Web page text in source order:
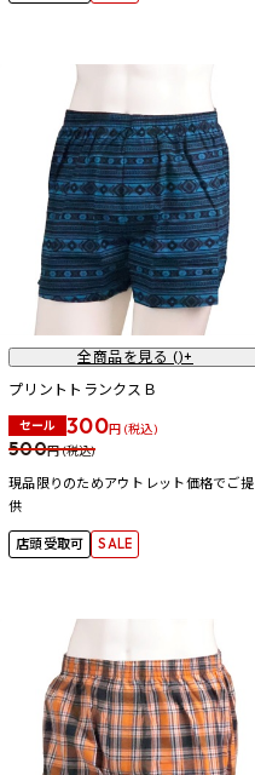
全商品を見る ()+
プリントトランクスＢ
セール 300円 (税込)
500円 (税込)
現品限りのためアウトレット価格でご提
供
店頭受取可 SALE